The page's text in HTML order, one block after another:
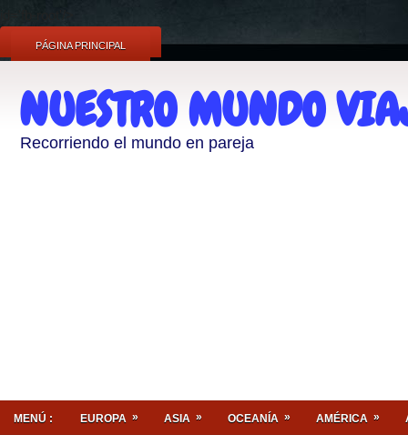
PÁGINA PRINCIPAL
NUESTRO MUNDO
Recorriendo el mundo en pareja
MENÚ : EUROPA » ASIA » OCEANÍA » AMÉRICA »